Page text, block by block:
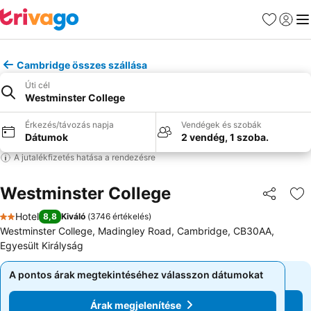
Kedvencek
Cambridge összes szállása
Úti cél
Westminster College
Érkezés/távozás napja
Dátumok
Vendégek és szobák
2 vendég, 1 szoba.
A jutalékfizetés hatása a rendezésre
Westminster College
2 Kategória
Hotel 8,8 Kiváló (3746 értékelés)
Westminster College, Madingley Road, Cambridge, CB30AA,
Egyesült Királyság
A pontos árak megtekintéséhez válasszon dátumokat
Árak megjelenítése
A pontos árak megtekintéséhez válasszon dátumokat
Árak megjelenítése